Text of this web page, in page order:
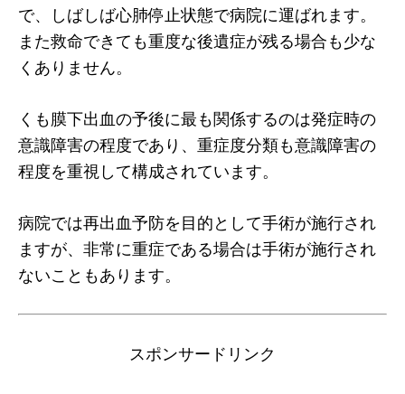
で、しばしば心肺停止状態で病院に運ばれます。
また救命できても重度な後遺症が残る場合も少な
くありません。
くも膜下出血の予後に最も関係するのは発症時の
意識障害の程度であり、重症度分類も意識障害の
程度を重視して構成されています。
病院では再出血予防を目的として手術が施行され
ますが、非常に重症である場合は手術が施行され
ないこともあります。
スポンサードリンク